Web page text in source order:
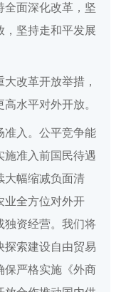
全面深化改革，坚
，坚持走和平发展
改革开放举措，
水平对外开放。
准入。公平竞争能
施准入前国民待遇
大幅缩减负面清
业全方位对外开
独资经营。我们将
探索建设自由贸易
保严格实施《外商